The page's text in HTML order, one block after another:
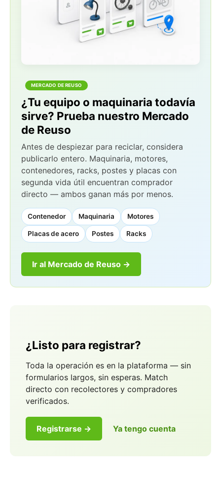
MERCADO DE REUSO
¿Tu equipo o maquinaria todavía
sirve? Prueba nuestro Mercado
de Reuso
Antes de despiezar para reciclar, considera
publicarlo entero. Maquinaria, motores,
contenedores, racks, postes y placas con
segunda vida útil encuentran comprador
directo — ambos ganan más por menos.
Contenedor Maquinaria Motores
Placas de acero Postes Racks
Ir al Mercado de Reuso →
¿Listo para registrar?
Toda la operación es en la plataforma — sin
formularios largos, sin esperas. Match
directo con recolectores y compradores
verificados.
Registrarse → Ya tengo cuenta